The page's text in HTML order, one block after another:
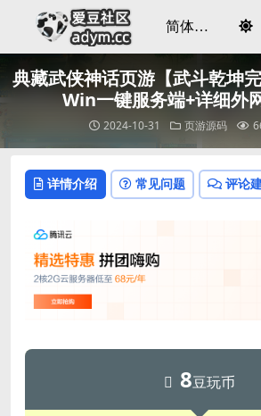
典藏武侠神话页游【武斗乾坤
Win一键服务端+详细外
2024-10-31 页游源码
详情介绍 常见问题 评论
8豆玩币